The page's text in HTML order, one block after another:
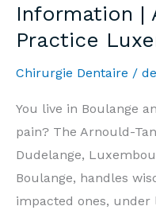
Prix
&
|
Cabinet
Arnould-
Tanson
Luxembourg
Information |
Practice
Chirurgie Dentaire /
You live in Boulange
pain? The Arnould-
Dudelange,
Boulange, handles
impacted ones, under